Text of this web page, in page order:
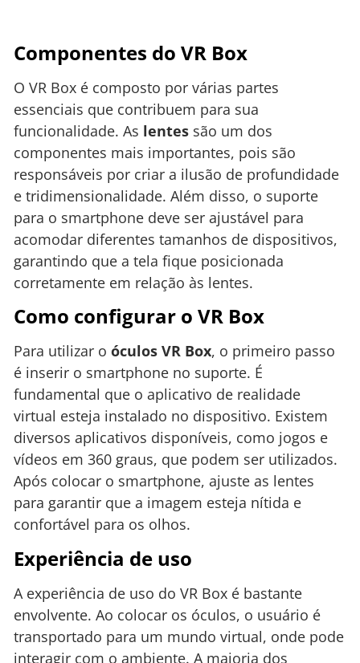
Componentes do VR Box
O VR Box é composto por várias partes
essenciais que contribuem para sua
funcionalidade. As lentes são um dos
componentes mais importantes, pois são
responsáveis por criar a ilusão de profundidade
e tridimensionalidade. Além disso, o suporte
para o smartphone deve ser ajustável para
acomodar diferentes tamanhos de dispositivos,
garantindo que a tela fique posicionada
corretamente em relação às lentes.
Como configurar o VR Box
Para utilizar o óculos VR Box, o primeiro passo
é inserir o smartphone no suporte. É
fundamental que o aplicativo de realidade
virtual esteja instalado no dispositivo. Existem
diversos aplicativos disponíveis, como jogos e
vídeos em 360 graus, que podem ser utilizados.
Após colocar o smartphone, ajuste as lentes
para garantir que a imagem esteja nítida e
confortável para os olhos.
Experiência de uso
A experiência de uso do VR Box é bastante
envolvente. Ao colocar os óculos, o usuário é
transportado para um mundo virtual, onde pode
interagir com o ambiente. A maioria dos